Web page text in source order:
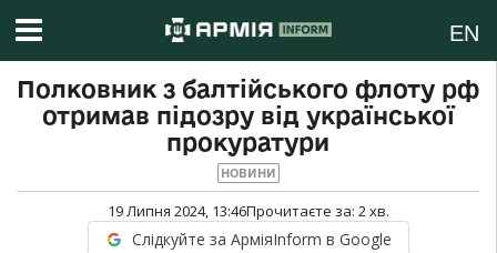
EN
Полковник з балтійського флоту рф
отримав підозру від української
прокуратури
НОВИНИ
19 Липня 2024, 13:46Прочитаєте за: 2хв.
Слідкуйте за АрміяInform в Google